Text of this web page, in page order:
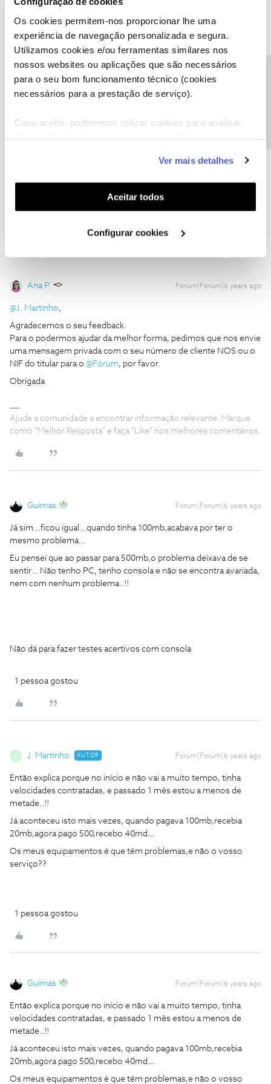
Os cookies permitem-nos proporcionar lhe uma
experiência de navegação personalizada e segura.
Utilizamos cookies e/ou ferramentas similares nos
nossos websites ou aplicações que são necessários
para o seu bom funcionamento técnico (cookies
necessários para a prestação de serviço).
Caso aceite, poderemos utilizar cookies para analisar
funcionalidades (cookies de personalização e
funcionalidade) e adaptar anúncios aos seus interesses
(cookies de publicidade personalizada). Pode gerir a
utilização dos cookies clicando em "Configurar
Ver mais detalhes
Aceitar todos
Configurar cookies
1 pessoa gostou
J J. Martinho AUTOR Forum|Forum|6 years ago
não tenho...!!!
1 pessoa gostou
Ana P. Forum|Forum|6 years ago
@J. Martinho,
Agradecemos o seu feedback.
Para o podermos ajudar da melhor forma, pedimos que nos envie
uma mensagem privada com o seu número de cliente NOS ou o
NIF do titular para o @Fórum, por favor.
Obrigada
Ajude a comunidade a encontrar informação relevante. Marque
como "Melhor Resposta" e faça "Like" nos melhores comentários.
Guimas Forum|Forum|6 years ago
Já sim...ficou igual...quando tinha 100mb,acabava por ter o
mesmo problema...
Eu pensei que ao passar para 500mb,o problema deixava de se
sentir... Não tenho PC, tenho consola e não se encontra avariada,
nem com nenhum problema..!!
Não dá para fazer testes acertivos com consola
1 pessoa gostou
J. Martinho AUTOR Forum|Forum|6 years ago
Então explica porque no início e não vai a muito tempo, tinha
velocidades contratadas, e passado 1 mês estou a menos de
metade..!!
Já aconteceu isto mais vezes, quando pagava 100mb,recebia
20mb,agora pago 500,recebo 40md…
Os meus equipamentos é que têm problemas,e não o vosso
serviço??
1 pessoa gostou
Guimas Forum|Forum|6 years ago
Então explica porque no início e não vai a muito tempo, tinha
velocidades contratadas, e passado 1 mês estou a menos de
metade..!!
Já aconteceu isto mais vezes, quando pagava 100mb,recebia
20mb,agora pago 500,recebo 40md…
Os meus equipamentos é que têm problemas,e não o vosso